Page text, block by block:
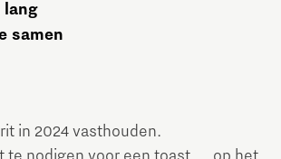
lang
samen
in 2024 vasthouden.